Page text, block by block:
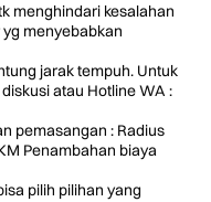
menghindari kesalahan
menyebabkan
jarak tempuh. Untuk
atau Hotline WA :
pemasangan : Radius
Penambahan biaya
pilih pilihan yang